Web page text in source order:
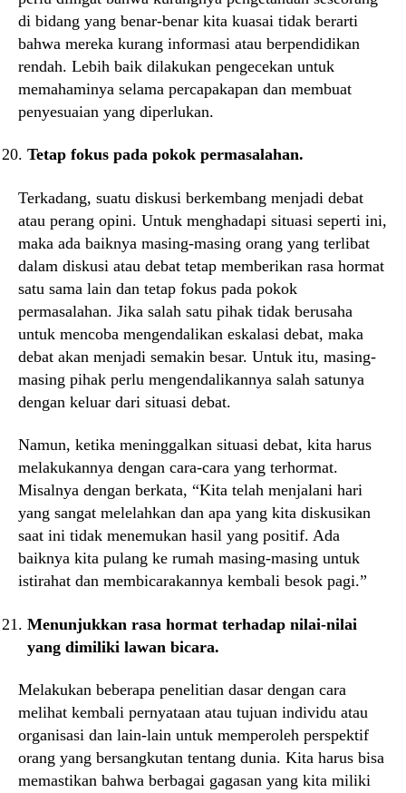
di bidang yang benar-benar kita kuasai tidak berarti
bahwa mereka kurang informasi atau berpendidikan
rendah. Lebih baik dilakukan pengecekan untuk
memahaminya selama percapakapan dan membuat
penyesuaian yang diperlukan.
Tetap fokus pada pokok permasalahan.
Terkadang, suatu diskusi berkembang menjadi debat
atau perang opini. Untuk menghadapi situasi seperti ini,
maka ada baiknya masing-masing orang yang terlibat
dalam diskusi atau debat tetap memberikan rasa hormat
satu sama lain dan tetap fokus pada pokok
permasalahan. Jika salah satu pihak tidak berusaha
untuk mencoba mengendalikan eskalasi debat, maka
debat akan menjadi semakin besar. Untuk itu, masing-
masing pihak perlu mengendalikannya salah satunya
dengan keluar dari situasi debat.
Namun, ketika meninggalkan situasi debat, kita harus
melakukannya dengan cara-cara yang terhormat.
Misalnya dengan berkata, “Kita telah menjalani hari
yang sangat melelahkan dan apa yang kita diskusikan
saat ini tidak menemukan hasil yang positif. Ada
baiknya kita pulang ke rumah masing-masing untuk
istirahat dan membicarakannya kembali besok pagi.”
Menunjukkan rasa hormat terhadap nilai-nilai
yang dimiliki lawan bicara.
Melakukan beberapa penelitian dasar dengan cara
melihat kembali pernyataan atau tujuan individu atau
organisasi dan lain-lain untuk memperoleh perspektif
orang yang bersangkutan tentang dunia. Kita harus bisa
memastikan bahwa berbagai gagasan yang kita miliki